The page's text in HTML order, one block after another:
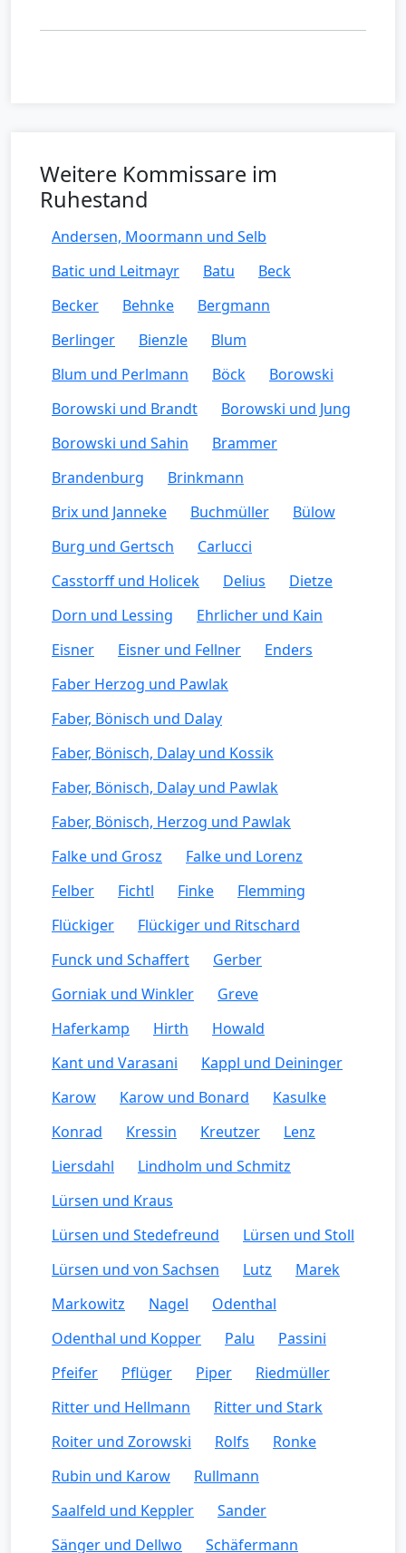
Weitere Kommissare im
Ruhestand
Andersen, Moormann und Selb
Batic und Leitmayr
Batu
Beck
Becker
Behnke
Bergmann
Berlinger
Bienzle
Blum
Blum und Perlmann
Böck
Borowski
Borowski und Brandt
Borowski und Jung
Borowski und Sahin
Brammer
Brandenburg
Brinkmann
Brix und Janneke
Buchmüller
Bülow
Burg und Gertsch
Carlucci
Casstorff und Holicek
Delius
Dietze
Dorn und Lessing
Ehrlicher und Kain
Eisner
Eisner und Fellner
Enders
Faber Herzog und Pawlak
Faber, Bönisch und Dalay
Faber, Bönisch, Dalay und Kossik
Faber, Bönisch, Dalay und Pawlak
Faber, Bönisch, Herzog und Pawlak
Falke und Grosz
Falke und Lorenz
Felber
Fichtl Finke
Flemming
Flückiger
Flückiger und Ritschard
Funck und Schaffert
Gerber
Gorniak und Winkler
Greve
Haferkamp
Hirth
Howald
Kant und Varasani
Kappl und Deininger
Karow
Karow und Bonard
Kasulke
Konrad
Kressin Kreutzer
Lenz
Liersdahl
Lindholm und Schmitz
Lürsen und Kraus
Lürsen und Stedefreund
Lürsen und Stoll
Lürsen und von Sachsen
Lutz
Marek
Markowitz
Nagel
Odenthal
Odenthal und Kopper
Palu
Passini
Pfeifer
Pflüger Piper
Riedmüller
Ritter und Hellmann
Ritter und Stark
Roiter und Zorowski
Rolfs
Ronke
Rubin und Karow
Rullmann
Saalfeld und Keppler
Sander
Sänger und Dellwo
Schäfermann